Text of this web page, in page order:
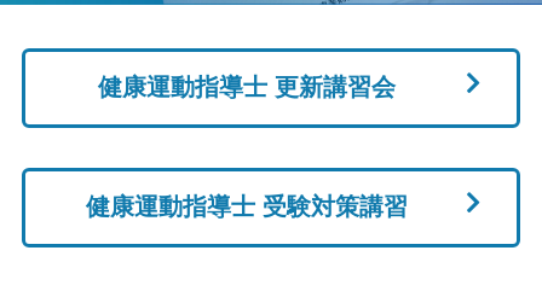
健康運動指導士 更新講習会
健康運動指導士 受験対策講習